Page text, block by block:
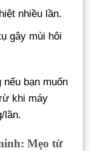
nhiều lần.
gây mùi hôi
nếu bạn muốn
khi máy
lần.
Mẹo từ